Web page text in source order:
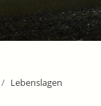
Lebenslagen